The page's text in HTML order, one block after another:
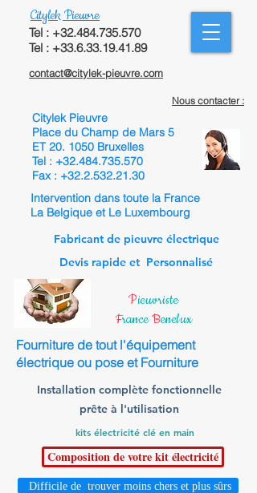
Citylek Pieuvre
Tel : +32.484.735.570
Tel : +33.6.33.19.41.89
contact@citylek-pieuvre.com
Nous contacter :
Citylek Pieuvre
Place du Champ de Mars 5
ET 20. 1050 Bruxelles
Tel : +32.484.735.570
Fax : +32.2.532.21.30
Intervention dans toute la France
La Belgique et Le Luxembourg
Fabricant de pieuvre électrique
Devis rapide et Personnalisé
Pieuvriste
France Benelux
Fourniture de tout l'équipement
électrique ou pose et Fourniture
Installation complète fonctionnelle
prête à l'utilisation
kits électricité clé en main
Composition de votre kit électricité
Difficile de trouver moins chers et plus sûrs